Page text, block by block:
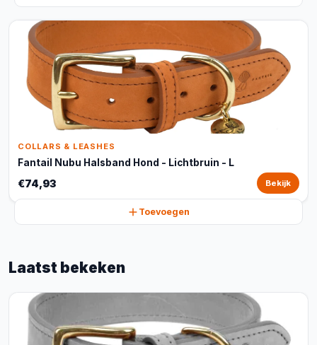
COLLARS & LEASHES
Fantail Nubu Halsband Hond - Lichtbruin - L
€74,93 Bekijk
Toevoegen
Laatst bekeken